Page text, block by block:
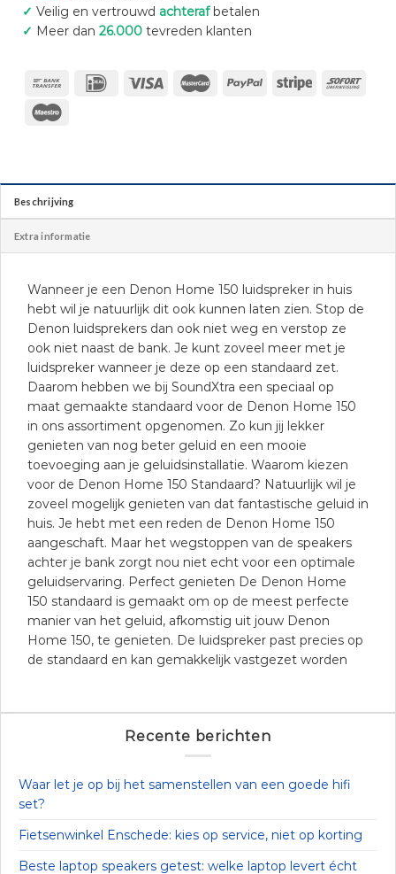
✓ Veilig en vertrouwd achterafbetalen
✓ Meer dan 26.000tevreden klanten
Beschrijving
Extra informatie
Wanneer je een Denon Home 150 luidspreker in huis
hebt wil je natuurlijk dit ook kunnen laten zien. Stop de
Denon luidsprekers dan ook niet weg en verstop ze
ook niet naast de bank. Je kunt zoveel meer met je
luidspreker wanneer je deze op een standaard zet.
Daarom hebben we bij SoundXtra een speciaal op
maat gemaakte standaard voor de Denon Home 150
in ons assortiment opgenomen. Zo kun jij lekker
genieten van nog beter geluid en een mooie
toevoeging aan je geluidsinstallatie. Waarom kiezen
voor de Denon Home 150 Standaard? Natuurlijk wil je
zoveel mogelijk genieten van dat fantastische geluid in
huis. Je hebt met een reden de Denon Home 150
aangeschaft. Maar het wegstoppen van de speakers
achter je bank zorgt nou niet echt voor een optimale
geluidservaring. Perfect genieten De Denon Home
150 standaard is gemaakt om op de meest perfecte
manier van het geluid, afkomstig uit jouw Denon
Home 150, te genieten. De luidspreker past precies op
de standaard en kan gemakkelijk vastgezet worden
Recente berichten
Waar let je op bij het samenstellen van een goede hifi
set?
Fietsenwinkel Enschede: kies op service, niet op korting
Beste laptop speakers getest: welke laptop levert écht